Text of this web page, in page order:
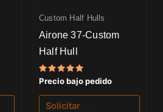
Custom Half Hulls
Airone 37-Custom
Half Hull
Valorado
5.00
de 5
Precio bajo pedido
Solicitar